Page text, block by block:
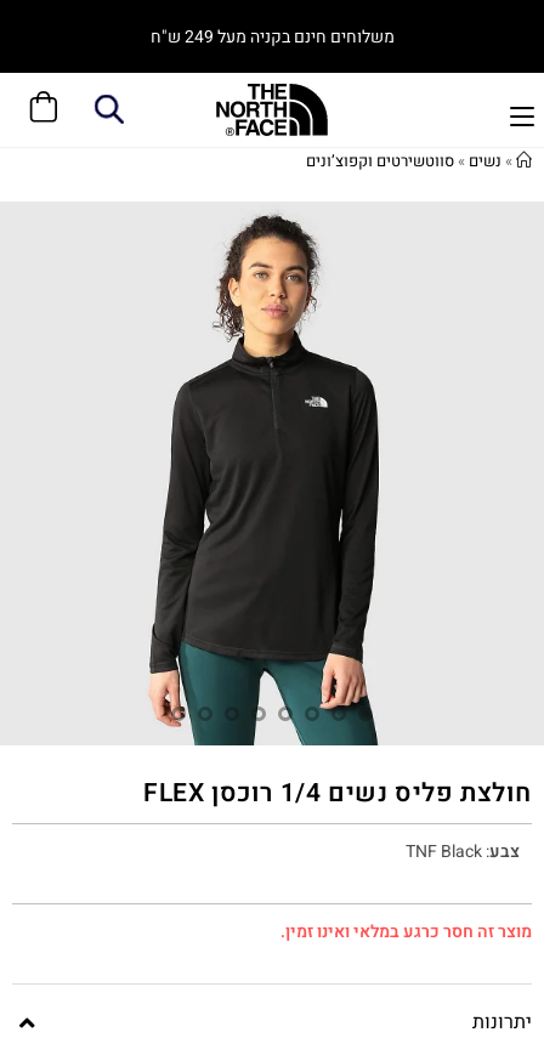
משלוחים חינם בקניה מעל 249 ש"ח
» נשים »סווטשירטים וקפוצ’ונים
חולצת פליס נשים 1/4 רוכסן FLEX
צבע:
TNF Black
מוצר זה חסר כרגע במלאי ואינו זמין.
יתרונות